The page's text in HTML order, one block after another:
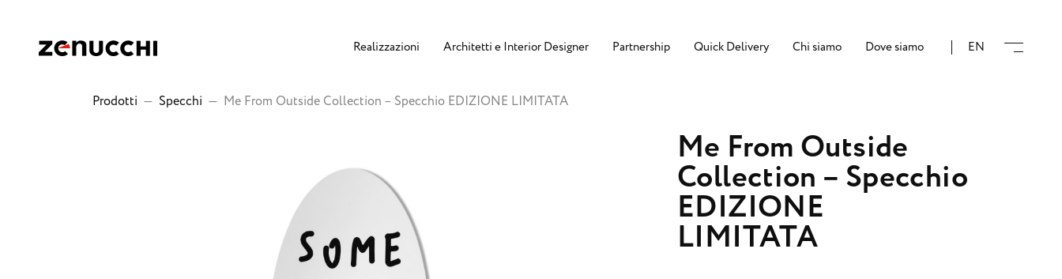
Realizzazioni Architetti e Interior Designer Partnership Quick Delivery Chi siamo Dove siamo EN
Prodotti — Specchi — Me From Outside Collection – Specchio EDIZIONE LIMITATA
Me From Outside
Collection – Specchio
EDIZIONE
LIMITATA